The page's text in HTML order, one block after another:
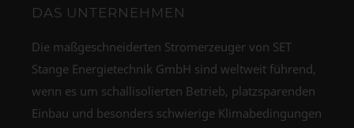
DAS UNTERNEHMEN
Die maßgeschneiderten Stromerzeuger von SET
Stange Energietechnik GmbH sind weltweit führend,
wenn es um schallisolierten Betrieb, platzsparenden
Einbau und besonders schwierige Klimabedingungen